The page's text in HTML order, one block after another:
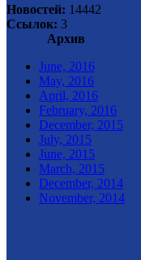
Новостей: 14442
Ссылок: 3
Архив
June, 2016
May, 2016
April, 2016
February, 2016
December, 2015
July, 2015
June, 2015
March, 2015
December, 2014
November, 2014